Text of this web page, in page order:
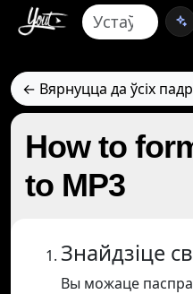
← Вярнуцца да ўсіх
How to
to MP3
Знайдзіце
Вы можаце